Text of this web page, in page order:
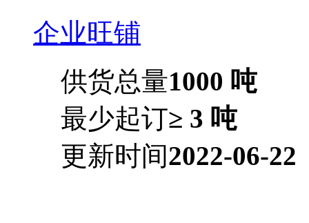
企业旺铺
供货总量1000 吨
最少起订≥ 3 吨
更新时间2022-06-22